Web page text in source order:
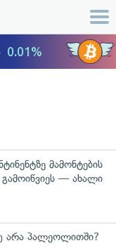
მამონტების
გამოიწვიეს — ახალი
არა პალეოლითში?